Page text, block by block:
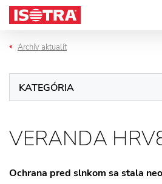
Preskočiť na obsah
Archív aktualít
KATEGÓRIA
VERANDA
Ochrana pred slnkom sa stala